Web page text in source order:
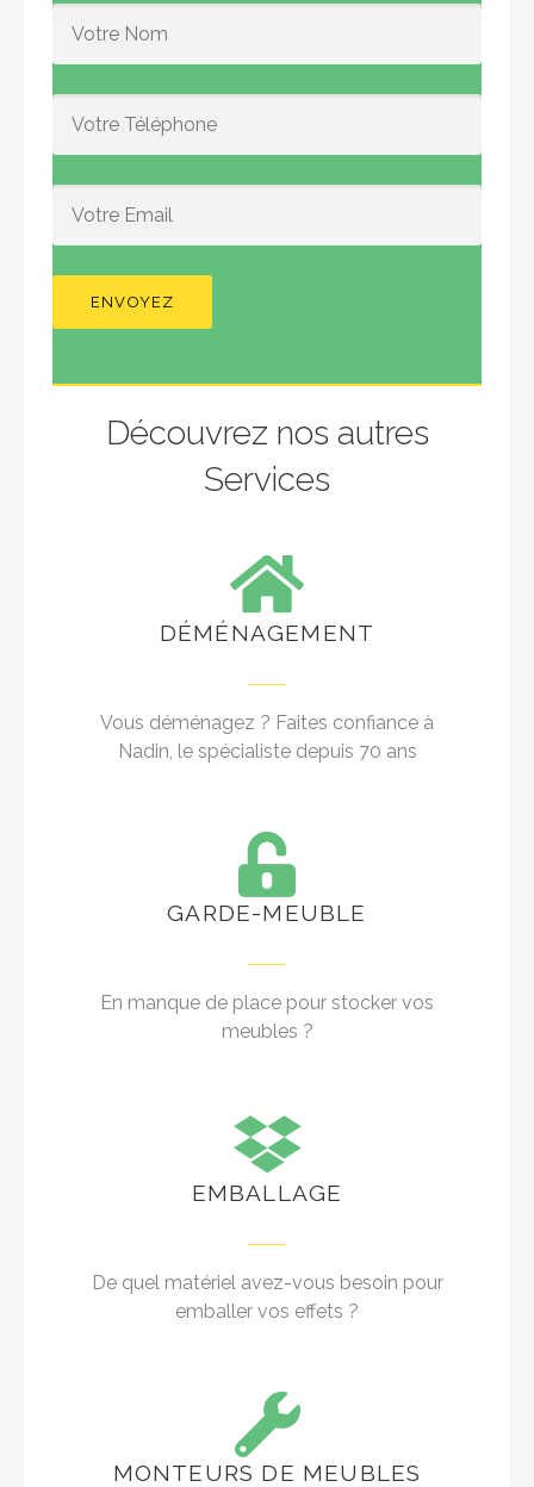
Découvrez nos autres
Services
DÉMÉNAGEMENT
Vous déménagez ? Faites confiance à
Nadin, le spécialiste depuis 70 ans
GARDE-MEUBLE
En manque de place pour stocker vos
meubles ?
EMBALLAGE
De quel matériel avez-vous besoin pour
emballer vos effets ?
MONTEURS DE MEUBLES